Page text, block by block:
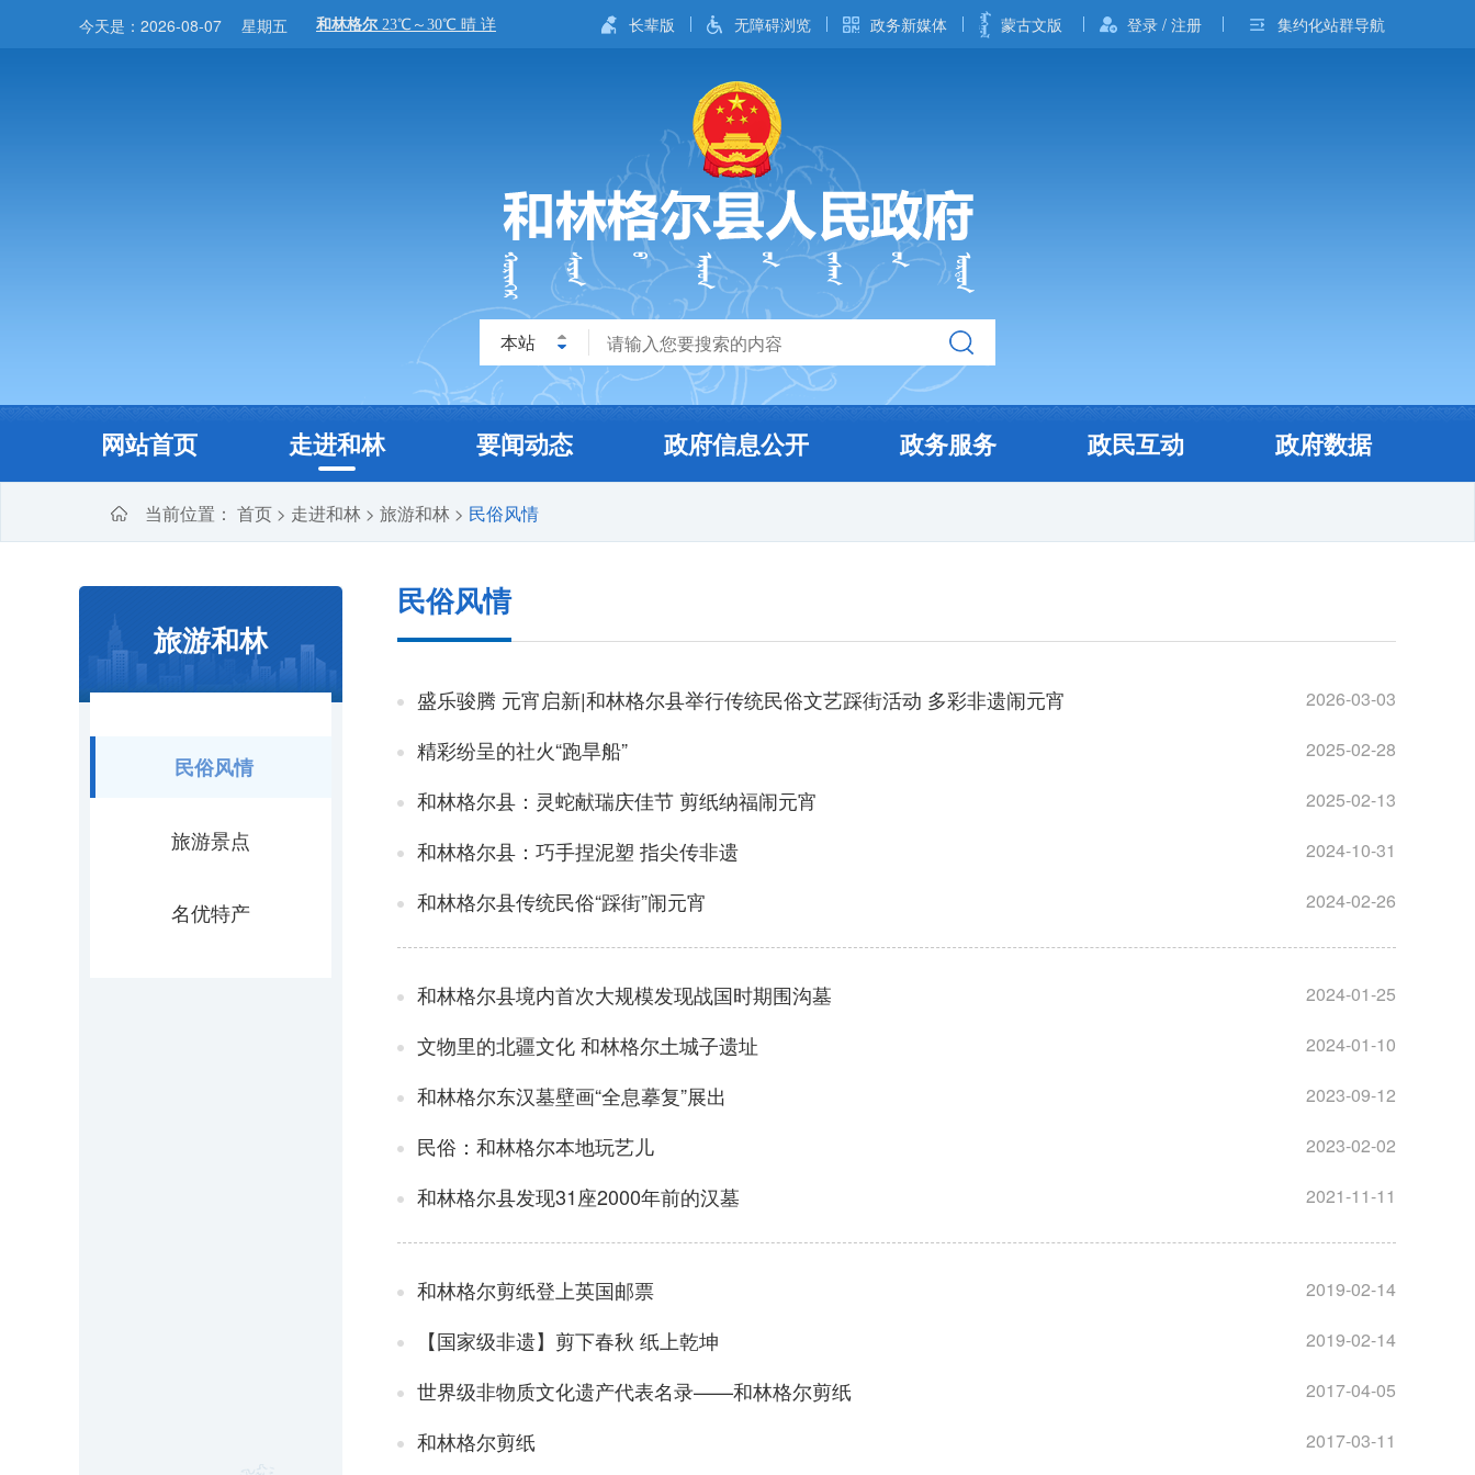
今天是： 2026-08-07 星期五 长辈版 无障碍浏览 政务新媒体 蒙古文版 登录 / 注册 集约化站群导航
本站
网站首页 走进和林 要闻动态 政府信息公开 政务服务 政民互动 政府数据
当前位置： 首页 > 走进和林 > 旅游和林 > 民俗风情
旅游和林
民俗风情
旅游景点
名优特产
民俗风情
盛乐骏腾 元宵启新|和林格尔县举行传统民俗文艺踩街活动 多彩非遗闹元宵 2026-03-03
精彩纷呈的社火“跑旱船” 2025-02-28
和林格尔县：灵蛇献瑞庆佳节 剪纸纳福闹元宵 2025-02-13
和林格尔县：巧手捏泥塑 指尖传非遗 2024-10-31
和林格尔县传统民俗“踩街”闹元宵 2024-02-26
和林格尔县境内首次大规模发现战国时期围沟墓 2024-01-25
文物里的北疆文化 和林格尔土城子遗址 2024-01-10
和林格尔东汉墓壁画“全息摹复”展出 2023-09-12
民俗：和林格尔本地玩艺儿 2023-02-02
和林格尔县发现31座2000年前的汉墓 2021-11-11
和林格尔剪纸登上英国邮票 2019-02-14
【国家级非遗】剪下春秋 纸上乾坤 2019-02-14
世界级非物质文化遗产代表名录——和林格尔剪纸 2017-04-05
和林格尔剪纸 2017-03-11